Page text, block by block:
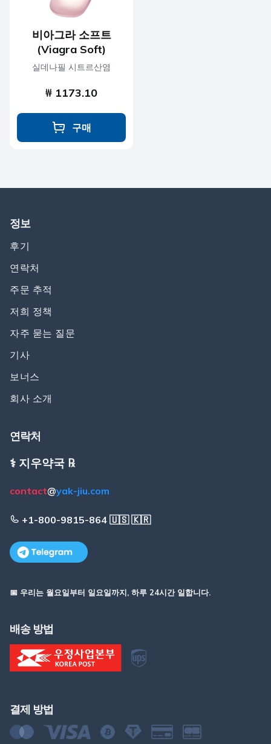
비아그라 소프트
(Viagra Soft)
실데나필 시트르산염
₩ 1173.10
구매
정보
후기
연락처
주문 추적
저희 정책
자주 묻는 질문
기사
보너스
회사 소개
연락처
⚕️ 지우약국 ℞
contact@yak-jiu.com
+1-800-9815-864 🇺🇸 🇰🇷
📅 우리는 월요일부터 일요일까지, 하루 24시간 일합니다.
배송 방법
결제 방법